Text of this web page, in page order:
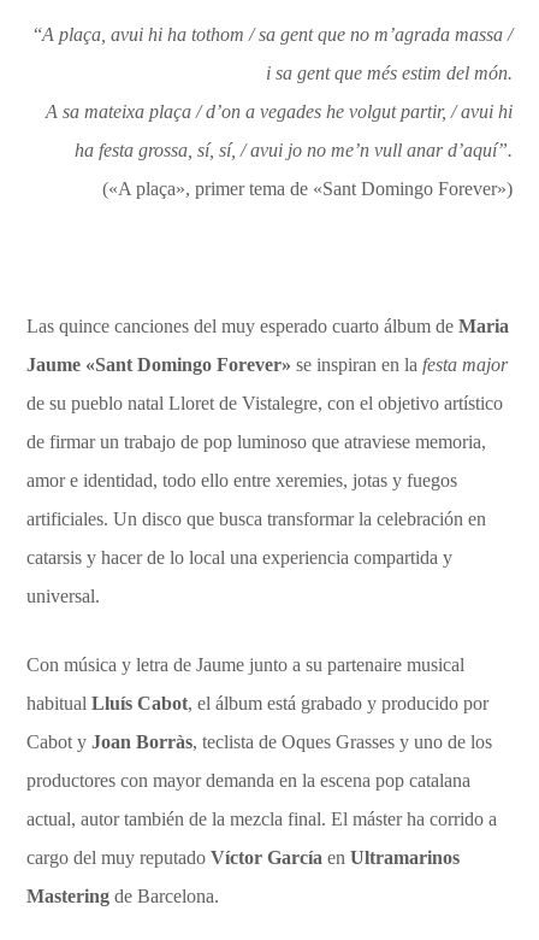
“A plaça, avui hi ha tothom / sa gent que no m’agrada massa /
i sa gent que més estim del món.
A sa mateixa plaça / d’on a vegades he volgut partir, / avui hi
ha festa grossa, sí, sí, / avui jo no me’n vull anar d’aquí”.
(«A plaça», primer tema de «Sant Domingo Forever»)
Las quince canciones del muy esperado cuarto álbum deMaria
Jaume «Sant Domingo Forever» se inspiran en la festa major
de su pueblo natal Lloret de Vistalegre, con el objetivo artístico
de firmar un trabajo de pop luminoso que atraviese memoria,
amor e identidad, todo ello entre xeremies, jotas y fuegos
artificiales. Un disco que busca transformar la celebración en
catarsis y hacer de lo local una experiencia compartida y
universal.
Con música y letra de Jaume junto a su partenaire musical
habitualLluís Cabot, el álbum está grabado y producido por
Cabot yJoan Borràs, teclista de Oques Grasses y uno de los
productores con mayor demanda en la escena pop catalana
actual, autor también de la mezcla final. El máster ha corrido a
cargo del muy reputadoVíctor García enUltramarinos
Mastering de Barcelona.